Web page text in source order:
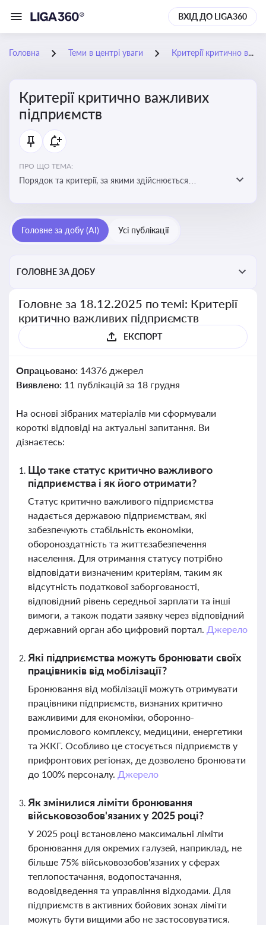
ВХІД ДО LIGA360
Головна Теми в центрі уваги Критерії критично важливих підприємств
Критерії критично важливих
підприємств
ПРО ЩО ТЕМА:
Порядок та критерії, за якими здійснюється
Головне за добу (AI) Усі публікації
ГОЛОВНЕ ЗА ДОБУ
Головне за 18.12.2025 по темі: Критерії
критично важливих підприємств
ЕКСПОРТ
Опрацьовано: 14376 джерел
Виявлено: 11 публікацій за 18 грудня
На основі зібраних матеріалів ми сформували
короткі відповіді на актуальні запитання. Ви
дізнаєтесь:
Що таке статус критично важливого
підприємства і як його отримати?
Статус критично важливого підприємства
надається державою підприємствам, які
забезпечують стабільність економіки,
обороноздатність та життєзабезпечення
населення. Для отримання статусу потрібно
відповідати визначеним критеріям, таким як
відсутність податкової заборгованості,
відповідний рівень середньої зарплати та інші
вимоги, а також подати заявку через відповідний
державний орган або цифровий портал. Джерело
Які підприємства можуть бронювати своїх
працівників від мобілізації?
Бронювання від мобілізації можуть отримувати
працівники підприємств, визнаних критично
важливими для економіки, оборонно-
промислового комплексу, медицини, енергетики
та ЖКГ. Особливо це стосується підприємств у
прифронтових регіонах, де дозволено бронювати
до 100% персоналу. Джерело
Як змінилися ліміти бронювання
військовозобов'язаних у 2025 році?
У 2025 році встановлено максимальні ліміти
бронювання для окремих галузей, наприклад, не
більше 75% військовозобов'язаних у сферах
теплопостачання, водопостачання,
водовідведення та управління відходами. Для
підприємств в активних бойових зонах ліміти
можуть бути вищими або не застосовуватися.